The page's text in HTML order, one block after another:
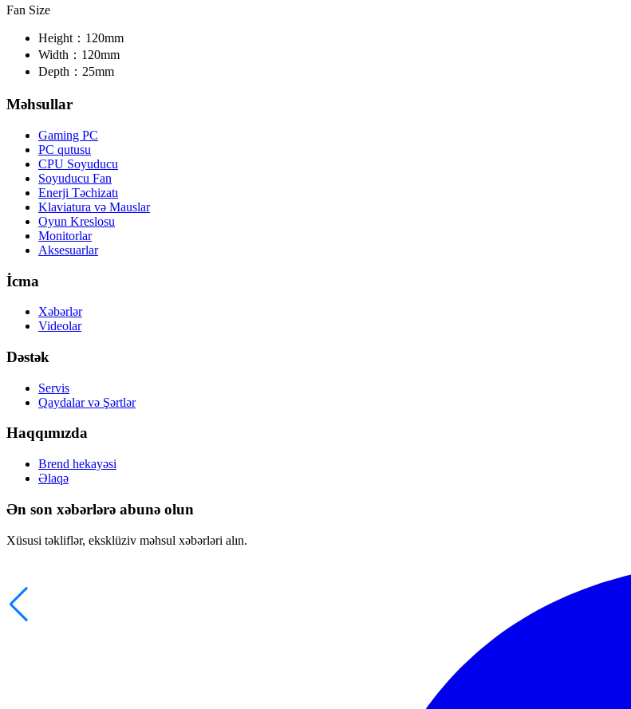
Fan Size
Height： 120mm
Width： 120mm
Depth： 25mm
Məhsullar
Gaming PC
PC qutusu
CPU Soyuducu
Soyuducu Fan
Enerji Təchizatı
Klaviatura və Mauslar
Oyun Kreslosu
Monitorlar
Aksesuarlar
İcma
Xəbərlər
Videolar
Dəstək
Servis
Qaydalar və Şərtlər
Haqqımızda
Brend hekayəsi
Əlaqə
Ən son xəbərlərə abunə olun
Xüsusi təkliflər, eksklüziv məhsul xəbərləri alın.